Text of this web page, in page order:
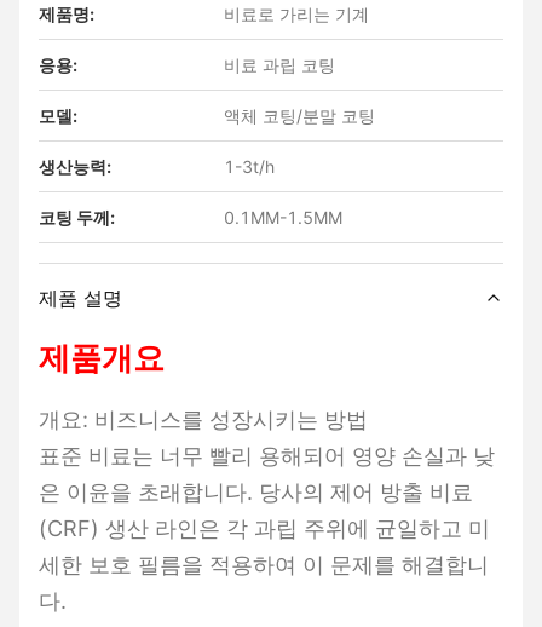
제품명: 비료로 가리는 기계
응용: 비료 과립 코팅
모델: 액체 코팅/분말 코팅
생산능력: 1-3t/h
코팅 두께: 0.1MM-1.5MM
제품 설명
제품개요
개요: 비즈니스를 성장시키는 방법
표준 비료는 너무 빨리 용해되어 영양 손실과 낮
은 이윤을 초래합니다. 당사의 제어 방출 비료
(CRF) 생산 라인은 각 과립 주위에 균일하고 미
세한 보호 필름을 적용하여 이 문제를 해결합니
다.